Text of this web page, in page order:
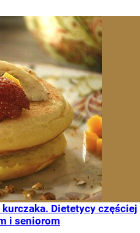
Dietetycy częściej
i seniorom